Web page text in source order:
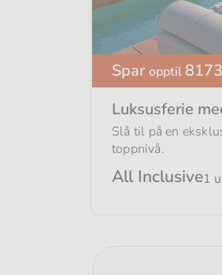
Sparopptil
Luksusferie
Slå til på en
toppnivå.
All Inclusive1